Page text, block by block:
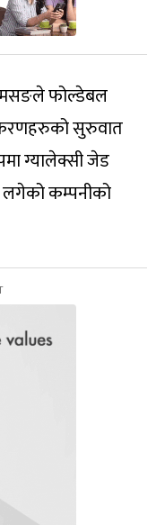
फोल्डेबल
सुरुवात
ग्यालेक्सी जेड
लगेको कम्पनीको